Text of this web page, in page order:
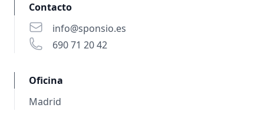
Contacto
info@sponsio.es
690 71 20 42
Oficina
Madrid